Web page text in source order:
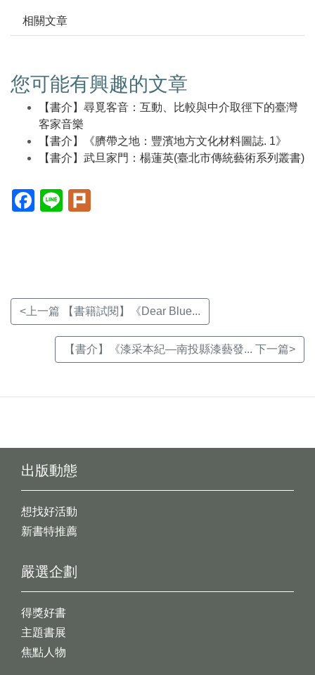
相關文章
您可能有興趣的文章
【書介】尋覓客音：互動、比較與中介取徑下的臺灣
客家音樂
【書介】《臍帶之地：豐濱地方文化材料圖誌. 1》
【書介】武旦家門：楊蓮英(臺北市傳統藝術系列叢書)
Facebook(另
開
Line(另
開
<上一篇 【書籍試閱】《Dear Blue...
【書介】《漆采本紀—南投縣漆藝發... 下一篇>
出版動態
想找好活動
新書特推薦
嚴選企劃
得獎好書
主題書展
焦點人物